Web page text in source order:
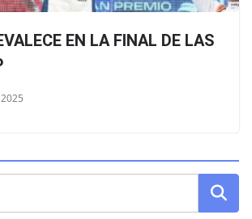
EN LA FINAL DE LAS